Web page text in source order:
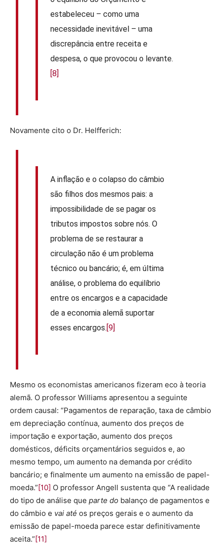
estabeleceu – como uma
necessidade inevitável – uma
discrepância entre receita e
despesa, o que provocou o levante.
[8]
Novamente cito o Dr. Helfferich:
A inflação e o colapso do câmbio
são filhos dos mesmos pais: a
impossibilidade de se pagar os
tributos impostos sobre nós. O
problema de se restaurar a
circulação não é um problema
técnico ou bancário; é, em última
análise, o problema do equilíbrio
entre os encargos e a capacidade
de a economia alemã suportar
esses encargos.[9]
Mesmo os economistas americanos fizeram eco à teoria
alemã. O professor Williams apresentou a seguinte
ordem causal: “Pagamentos de reparação, taxa de câmbio
em depreciação contínua, aumento dos preços de
importação e exportação, aumento dos preços
domésticos, déficits orçamentários seguidos e, ao
mesmo tempo, um aumento na demanda por crédito
bancário; e finalmente um aumento na emissão de papel-
moeda.”[10] O professor Angell sustenta que “A realidade
do tipo de análise que parte do balanço de pagamentos e
do câmbio e vai até os preços gerais e o aumento da
emissão de papel-moeda parece estar definitivamente
aceita.”[11]